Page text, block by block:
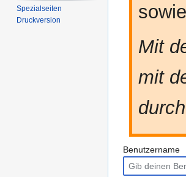
Mit
mit
Benutzername
Spezialseiten
Druckversion